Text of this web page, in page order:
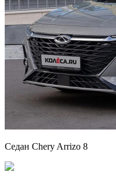
Седан Chery Arrizo 8